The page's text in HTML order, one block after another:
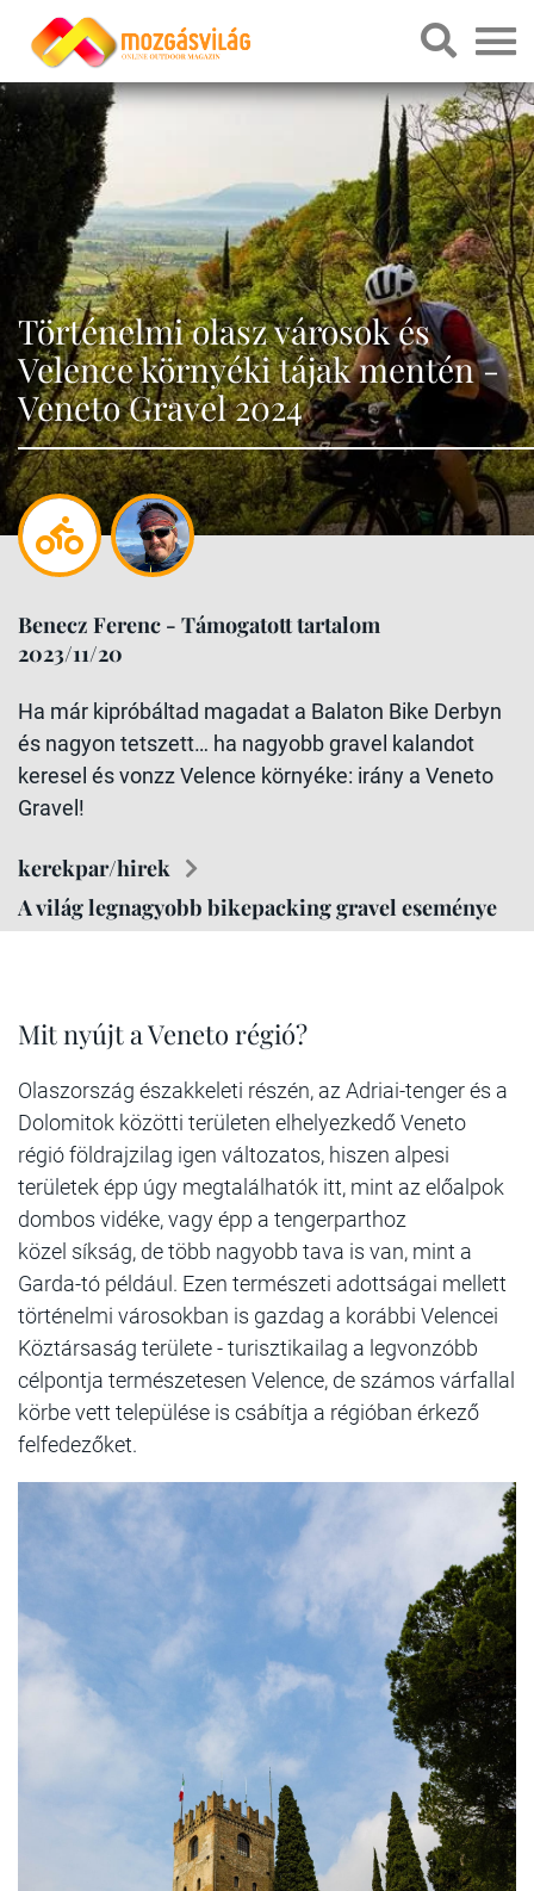
Történelmi olasz városok és
Velence környéki tájak mentén -
Veneto Gravel 2024
Benecz Ferenc - Támogatott tartalom
2023/11/20
Ha már kipróbáltad magadat a Balaton Bike Derbyn
és nagyon tetszett… ha nagyobb gravel kalandot
keresel és vonzz Velence környéke: irány a Veneto
Gravel!
kerekpar/hirek
A világ legnagyobb bikepacking gravel eseménye
Mit nyújt a Veneto régió?
Olaszország északkeleti részén, az Adriai-tenger és a
Dolomitok közötti területen elhelyezkedő Veneto
régió földrajzilag igen változatos, hiszen alpesi
területek épp úgy megtalálhatók itt, mint az előalpok
dombos vidéke, vagy épp a tengerparthoz
közel síkság, de több nagyobb tava is van, mint a
Garda-tó például. Ezen természeti adottságai mellett
történelmi városokban is gazdag a korábbi Velencei
Köztársaság területe - turisztikailag a legvonzóbb
célpontja természetesen Velence, de számos várfallal
körbe vett települése is csábítja a régióban érkező
felfedezőket.